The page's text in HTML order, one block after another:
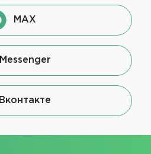
MAX
Messenger
Вконтакте